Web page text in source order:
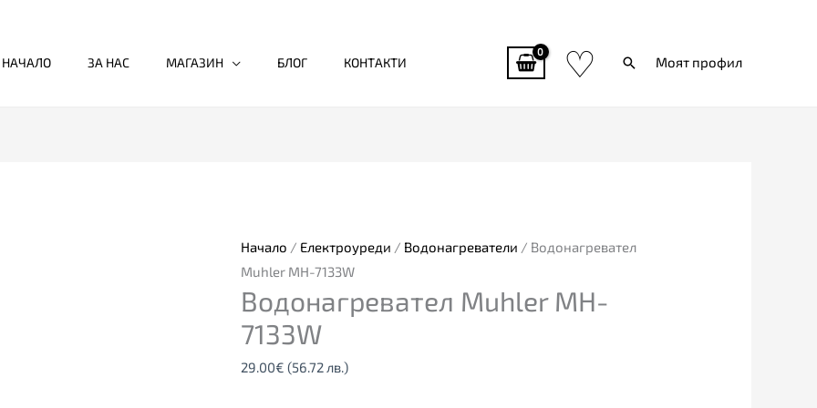
НАЧАЛО ЗА НАС МАГАЗИН БЛОГ КОНТАКТИ ♡ ТърсиМоят профил
Начало / Електроуреди / Водонагреватели / Водонагревател
Muhler MH-7133W
Водонагревател Muhler MH-
7133W
29.00€ (56.72 лв.)